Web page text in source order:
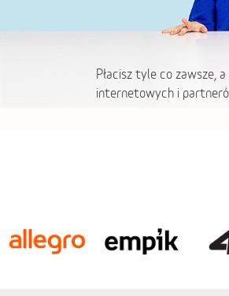
Płacisz tyle co zawsze,
internetowych i